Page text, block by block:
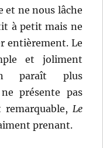
et ne nous lâche
à petit mais ne
entièrement. Le
et joliment
paraît plus
présente pas
Le
prenant.